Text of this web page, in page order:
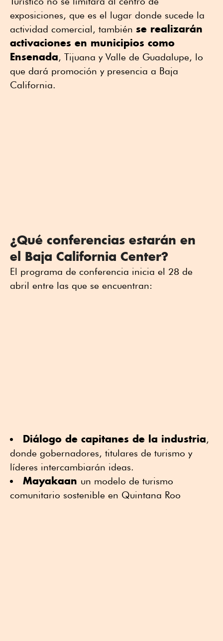
exposiciones, que es el lugar donde sucede la
actividad comercial, también se realizarán
activaciones en municipios como
Ensenada, Tijuana y Valle de Guadalupe, lo
que dará promoción y presencia a Baja
California.
¿Qué conferencias estarán en
el Baja California Center?
El programa de conferencia inicia el 28 de
abril entre las que se encuentran:
Diálogo de capitanes de la industria,
donde gobernadores, titulares de turismo y
líderes intercambiarán ideas.
Mayakaan un modelo de turismo
comunitario sostenible en Quintana Roo